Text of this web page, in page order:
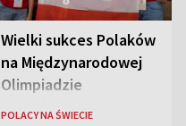
Wielki sukces Polaków
na Międzynarodowej
Olimpiadzie
Lingwistycznej
POLACY NA ŚWIECIE